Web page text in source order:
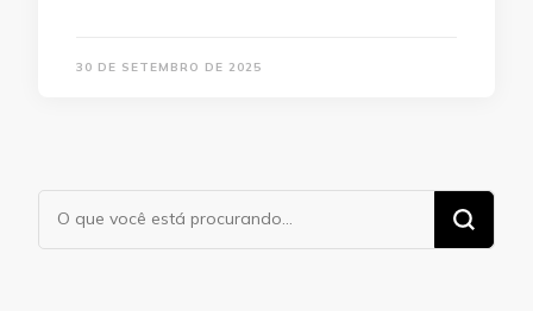
30 DE SETEMBRO DE 2025
Procurando
algo?